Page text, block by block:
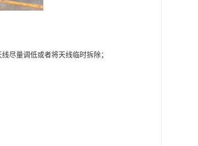
尽量调低或者将天线临时拆除；